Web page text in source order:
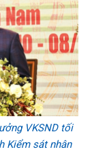
VKSND tối
Kiểm sát nhân